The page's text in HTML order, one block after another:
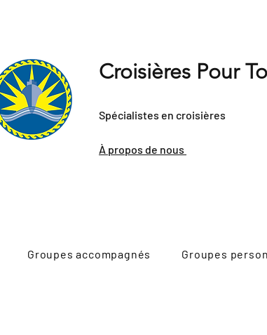
Croisières Pour
Spécialistes en croisières
À propos de nous
Groupes accompagnés Groupes